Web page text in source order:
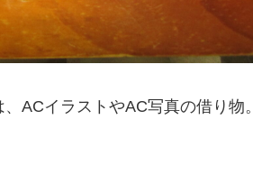
ACイラストやAC写真の借り物。